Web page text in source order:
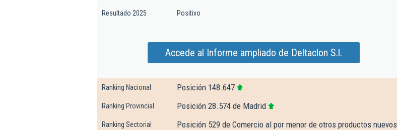
Resultado 2025 Positivo
Accede al Informe ampliado de Deltaclon S.l.
Ranking Nacional Posición 148.647
Ranking Provincial Posición 28.574 de Madrid
Ranking Sectorial Posición 529 de Comercio al por menor de otros productos nuevos